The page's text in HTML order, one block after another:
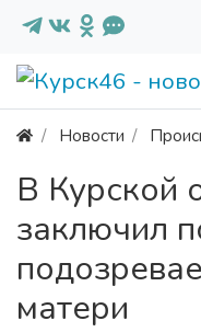
Новости
В Курской
заключил
матери